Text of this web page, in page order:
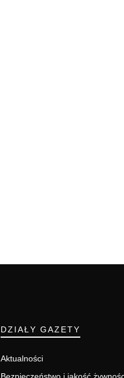
DZIAŁY GAZETY
Aktualności